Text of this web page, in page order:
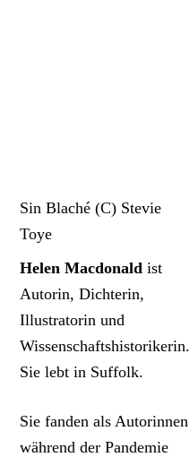
Sin Blaché (C) Stevie
Toye
Helen Macdonald ist
Autorin, Dichterin,
Illustratorin und
Wissenschaftshistorikerin.
Sie lebt in Suffolk.
Sie fanden als Autorinnen
während der Pandemie